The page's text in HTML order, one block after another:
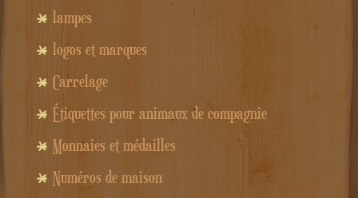
lampes
logos et marques
Carrelage
Étiquettes pour animaux de compagnie
Monnaies et médailles
Numéros de maison